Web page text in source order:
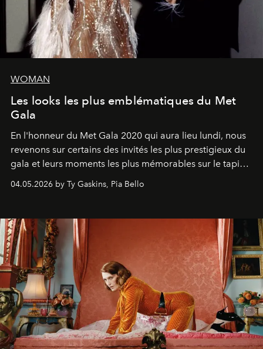
WOMAN
Les looks les plus emblématiques du Met
Gala
En l'honneur du Met Gala 2020 qui aura lieu lundi, nous
revenons sur certains des invités les plus prestigieux du
gala et leurs moments les plus mémorables sur le tapis
04.05.2026 by Ty Gaskins, Pia Bello